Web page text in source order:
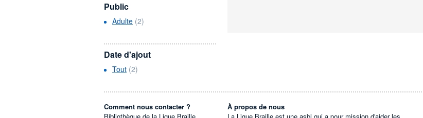
Public
Adulte (2)
Date d'ajout
Tout (2)
Comment nous contacter ?
À propos de nous